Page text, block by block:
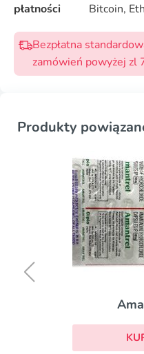
płatności
Bitcoin,
Bezpłatna
zamówień powyżej zl
Produkty